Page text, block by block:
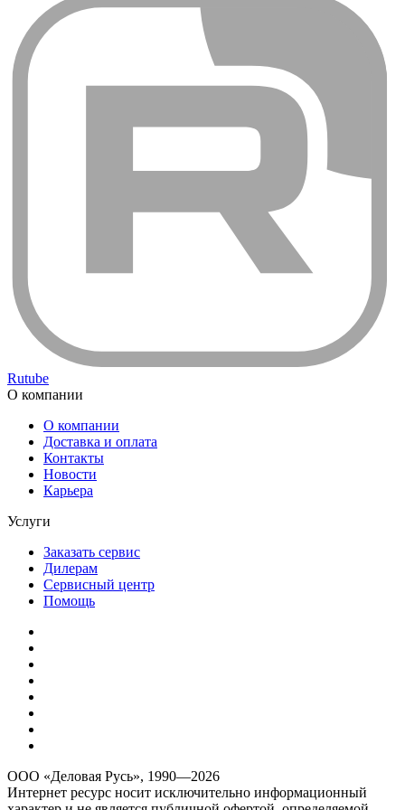
Rutube
О компании
О компании
Доставка и оплата
Контакты
Новости
Карьера
Услуги
Заказать сервис
Дилерам
Сервисный центр
Помощь
ООО «Деловая Русь», 1990—2026
Интернет ресурс носит исключительно информационный